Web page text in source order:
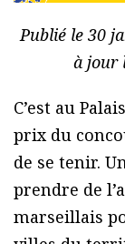
Publié le 30
à jour
C’est au
prix du
de se tenir.
prendre de
marseillais